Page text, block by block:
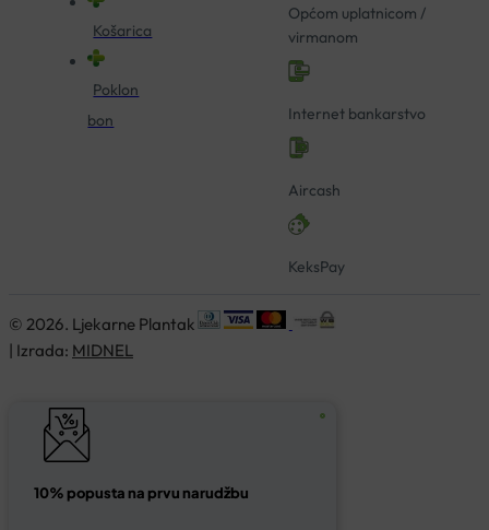
Košarica
Poklon
bon
Općom uplatnicom /
virmanom
Internet bankarstvo
Aircash
KeksPay
© 2026. Ljekarne Plantak
| Izrada: MIDNEL
10% popusta na prvu narudžbu